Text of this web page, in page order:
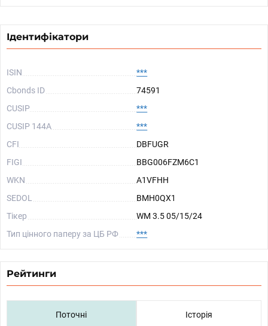
Ідентифікатори
ISIN
***
Cbonds ID
74591
CUSIP
***
CUSIP 144A
***
CFI
DBFUGR
FIGI
BBG006FZM6C1
WKN
A1VFHH
SEDOL
BMH0QX1
Тікер
WM 3.5 05/15/24
Тип цінного паперу за ЦБ РФ
***
Рейтинги
Поточні Історія